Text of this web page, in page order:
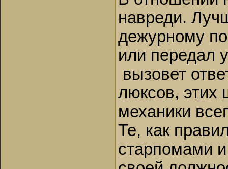
навреди.
дежурному
или передал
вызовет
люксов, этих
механики
Те, как
старпомами